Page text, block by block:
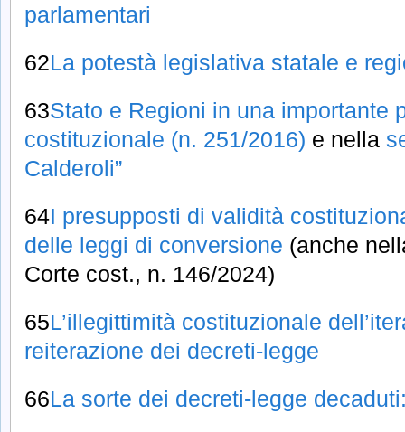
parlamentari
62La potestà legislativa statale e
63Stato e Regioni in una importante
costituzionale (n. 251/2016) e nella
Calderoli”
64I presupposti di validità
delle leggi di conversione (anche
Corte cost., n. 146/2024)
65L’illegittimità costituzionale
reiterazione dei decreti-legge
66La sorte dei decreti-legge